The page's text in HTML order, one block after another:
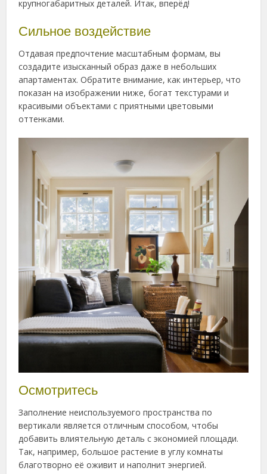
крупногабаритных деталей. Итак, вперёд!
Сильное воздействие
Отдавая предпочтение масштабным формам, вы
создадите изысканный образ даже в небольших
апартаментах. Обратите внимание, как интерьер, что
показан на изображении ниже, богат текстурами и
красивыми объектами с приятными цветовыми
оттенками.
Осмотритесь
Заполнение неиспользуемого пространства по
вертикали является отличным способом, чтобы
добавить влиятельную деталь с экономией площади.
Так, например, большое растение в углу комнаты
благотворно её оживит и наполнит энергией.